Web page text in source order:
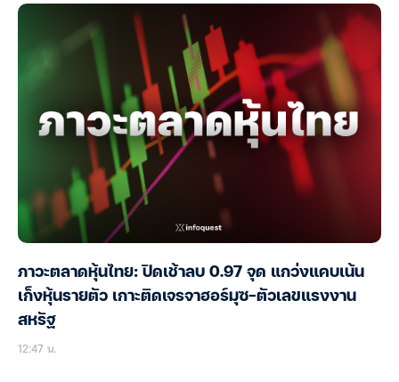
ภาวะตลาดหุ้นไทย: ปิดเช้าลบ 0.97 จุด แกว่งแคบเน้น
เก็งหุ้นรายตัว เกาะติดเจรจาฮอร์มุซ-ตัวเลขแรงงาน
สหรัฐ
12:47 น.